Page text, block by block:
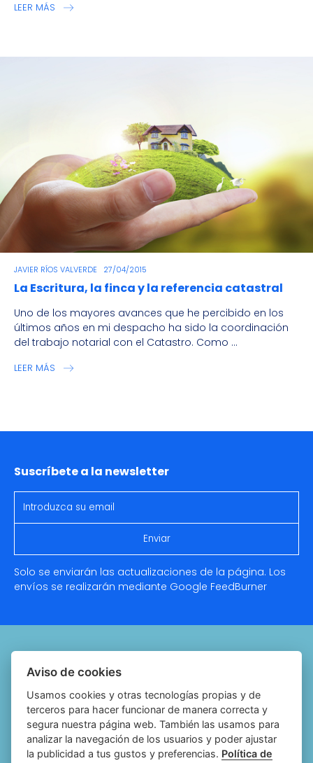
LEER MÁS
JAVIER RÍOS VALVERDE 27/04/2015
La Escritura, la finca y la referencia catastral
Uno de los mayores avances que he percibido en los
últimos años en mi despacho ha sido la coordinación
del trabajo notarial con el Catastro. Como ...
LEER MÁS
Suscríbete a la newsletter
Solo se enviarán las actualizaciones de la página. Los
envíos se realizarán mediante Google FeedBurner
Política de cookies
Política de privacidad
Aviso de cookies
Usamos cookies y otras tecnologías propias y de
terceros para hacer funcionar de manera correcta y
segura nuestra página web. También las usamos para
analizar la navegación de los usuarios y poder ajustar
la publicidad a tus gustos y preferencias. Política de